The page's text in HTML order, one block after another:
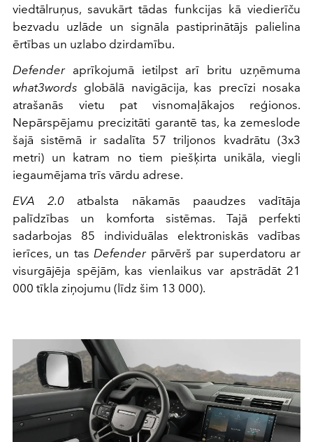
viedtālruņus, savukārt tādas funkcijas kā viedierīču
bezvadu uzlāde un signāla pastiprinātājs palielina
ērtības un uzlabo dzirdamību.
Defenderaprīkojumā ietilpst arī britu uzņēmuma
what3words globālā navigācija, kas precīzi nosaka
atrašanās vietu pat visnomaļākajos reģionos.
Nepārspējamu precizitāti garantē tas, ka zemeslode
šajā sistēmā ir sadalīta 57 triljonos kvadrātu (3x3
metri) un katram no tiem piešķirta unikāla, viegli
iegaumējama trīs vārdu adrese.
EVA 2.0 atbalsta nākamās paaudzes vadītāja
palīdzības un komforta sistēmas. Tajā perfekti
sadarbojas 85 individuālas elektroniskās vadības
ierīces, un tasDefenderpārvērš par superdatoru ar
visurgājēja spējām, kas vienlaikus var apstrādāt 21
000 tīkla ziņojumu (līdz šim 13 000).